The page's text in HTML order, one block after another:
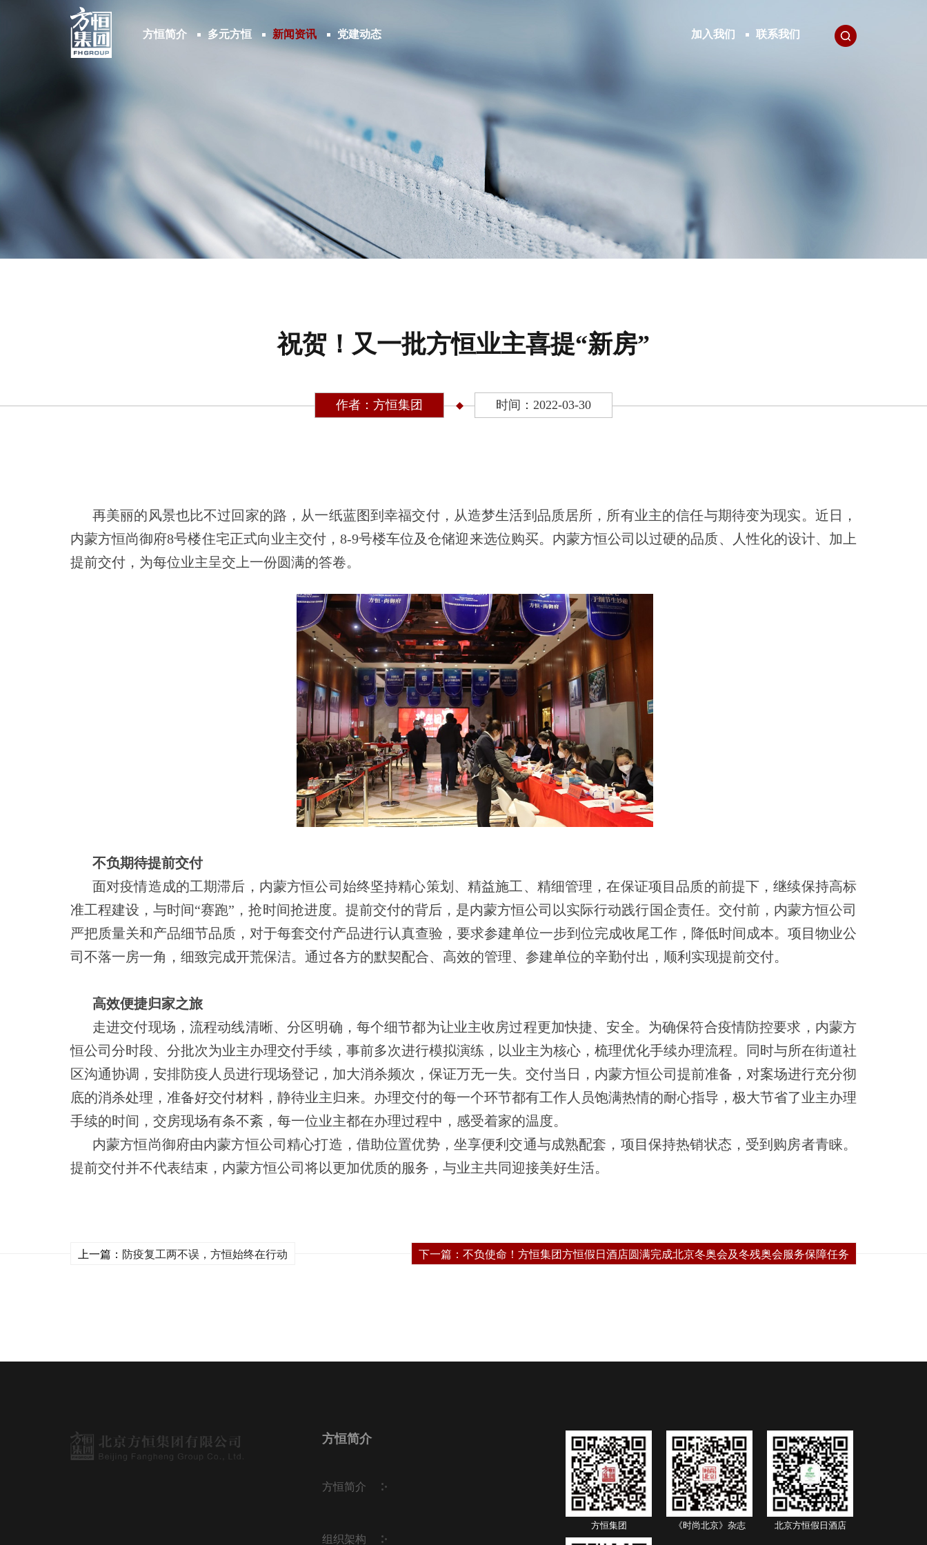
方恒简介 多元方恒 新闻资讯 党建动态 加入我们 联系我们
祝贺！又一批方恒业主喜提“新房”
作者：方恒集团 时间：2022-03-30
再美丽的风景也比不过回家的路，从一纸蓝图到幸福交付，从造梦生活到品质居所，所有业主的信任与期待变为现实。 近日，
内蒙方恒尚御府8号楼住宅正式向业主交付，8-9号楼车位及仓储迎来选位购买。内蒙方恒公司以过硬的品质、人性化的设计、加上
提前交付，为每位业主呈交上一份圆满的答卷。
不负期待提前交付
面对疫情造成的工期滞后，内蒙方恒公司始终坚持精心策划、精益施工、精细管理，在保证项目品质的前提下，继续保持高标
准工程建设，与时间“赛跑”，抢时间抢进度。提前交付的背后，是内蒙方恒公司以实际行动践行国企责任。 交付前，内蒙方恒公司
严把质量关和产品细节品质，对于每套交付产品进行认真查验，要求参建单位一步到位完成收尾工作，降低时间成本。项目物业公
司不落一房一角，细致完成开荒保洁。通过各方的默契配合、高效的管理、参建单位的辛勤付出，顺利实现提前交付。
高效便捷归家之旅
走进交付现场，流程动线清晰、分区明确，每个细节都为让业主收房过程更加快捷、安全。为确保符合疫情防控要求，内蒙方
恒公司分时段、分批次为业主办理交付手续，事前多次进行模拟演练，以业主为核心，梳理优化手续办理流程。同时与所在街道社
区沟通协调，安排防疫人员进行现场登记，加大消杀频次，保证万无一失。 交付当日，内蒙方恒公司提前准备，对案场进行充分彻
底的消杀处理，准备好交付材料，静待业主归来。办理交付的每一个环节都有工作人员饱满热情的耐心指导，极大节省了业主办理
手续的时间，交房现场有条不紊，每一位业主都在办理过程中，感受着家的温度。
内蒙方恒尚御府由内蒙方恒公司精心打造，借助位置优势，坐享便利交通与成熟配套，项目保持热销状态，受到购房者青睐。
提前交付并不代表结束，内蒙方恒公司将以更加优质的服务，与业主共同迎接美好生活。
上一篇： 防疫复工两不误，方恒始终在行动 下一篇： 不负使命！方恒集团方恒假日酒店圆满完成北京冬奥会及冬残奥会服务保障任务
方恒简介
方恒简介
组织架构
方恒集团 《时尚北京》杂志 北京方恒假日酒店